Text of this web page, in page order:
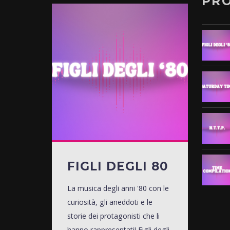
FIGLI DEGLI 80
La musica degli anni '80 con le
curiosità, gli aneddoti e le
storie dei protagonisti che li